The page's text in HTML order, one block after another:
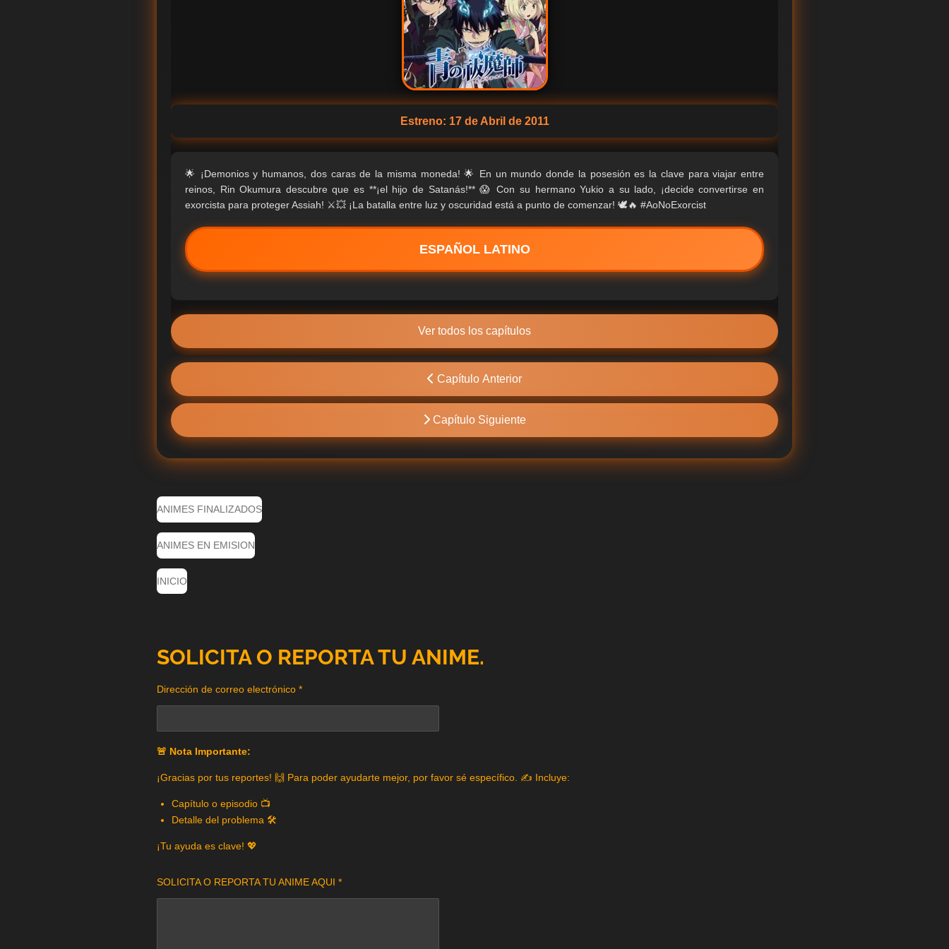
Estreno: 17 de Abril de 2011
🌟 ¡Demonios y humanos, dos caras de la misma moneda! 🌟 En un mundo donde la posesión es la clave para viajar entre
reinos, Rin Okumura descubre que es **¡el hijo de Satanás!** 😱 Con su hermano Yukio a su lado, ¡decide convertirse en
exorcista para proteger Assiah! ⚔️💥 ¡La batalla entre luz y oscuridad está a punto de comenzar! 🕊️🔥 #AoNoExorcist
ESPAÑOL LATINO
Ver todos los capítulos
Capítulo Anterior
Capítulo Siguiente
ANIMES FINALIZADOS
ANIMES EN EMISION
INICIO
SOLICITA O REPORTA TU ANIME.
Dirección de correo electrónico *
🚨 Nota Importante:
¡Gracias por tus reportes! 🙌 Para poder ayudarte mejor, por favor sé específico. ✍️ Incluye:
Capítulo o episodio 📺
Detalle del problema 🛠️
¡Tu ayuda es clave! 💖
SOLICITA O REPORTA TU ANIME AQUI *